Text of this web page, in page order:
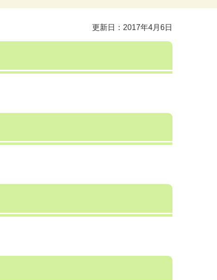
更新日：2017年4月6日